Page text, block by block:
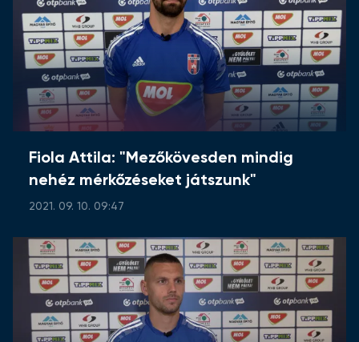
Fiola Attila: "Mezőkövesden mindig
nehéz mérkőzéseket játszunk"
2021. 09. 10. 09:47